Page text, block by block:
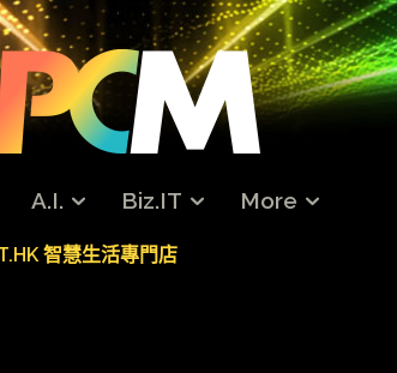
A.I. Biz.IT More
智慧生活專門店